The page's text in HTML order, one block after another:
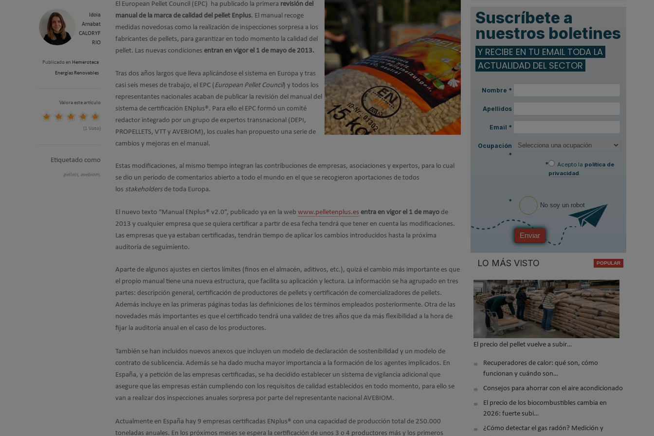
Idoia
Arnabat
CALORYF
RIO
Publicado en Hemeroteca
Energías Renovables
Valora este artículo
(1 Voto)
Etiquetado como
pellets, avebiom,
El European Pellet Council (EPC) ha publicado la primera revisión del
manual de la marca de calidad del pellet Enplus. El manual recoge
medidas novedosas como la realización de inspecciones sorpresa a los
fabricantes de pellets, para garantizar en todo momento la calidad del
pellet. Las nuevas condiciones entran en vigor el 1 de mayo de 2013.
Tras dos años largos que lleva aplicándose el sistema en Europa y tras
casi seis meses de trabajo, el EPC (European Pellet Council) y todos los
representantes nacionales acaban de publicar la revisión del manual del
sistema de certificación ENplus®. Para ello el EPC formó un comité
redactor integrado por un grupo de expertos transnacional (DEPI,
PROPELLETS, VTT y AVEBIOM), los cuales han propuesto una serie de
cambios y mejoras en el manual.
Estas modificaciones, al mismo tiempo integran las contribuciones de empresas, asociaciones y expertos, para lo cual
se dio un periodo de comentarios abierto a todo el mundo en el que se recogieron aportaciones de todos
los stakeholdersde toda Europa.
El nuevo texto “Manual ENplus® v2.0”, publicado ya en la web www.pelletenplus.es entra en vigor el 1 de mayo de
2013 y cualquier empresa que se quiera certificar a partir de esa fecha tendrá que tener en cuenta las modificaciones.
Las empresas que ya estaban certificadas, tendrán tiempo de aplicar los cambios introducidos hasta la próxima
auditoría de seguimiento.
Aparte de algunos ajustes en ciertos límites (finos en el almacén, aditivos, etc.), quizá el cambio más importante es que
el propio manual tiene una nueva estructura, que facilita su aplicación y lectura. La información se ha agrupado en tres
partes: descripción general, certificación de productores de pellets y certificación de comercializadores de pellets.
Además incluye en las primeras páginas todas las definiciones de los términos empleados posteriormente. Otra de las
novedades más importantes es que el certificado tendrá una validez de tres años que da más flexibilidad a la hora de
fijar la auditoría anual en el caso de los productores.
También se han incluidos nuevos anexos que incluyen un modelo de declaración de sostenibilidad y un modelo de
contrato de sublicencia. Además se ha dado mucha mayor importancia a la formación de los agentes implicados. En
España, y a petición de las empresas certificadas, se ha decidido establecer un sistema de vigilancia adicional que
asegure que las empresas están cumpliendo con los requisitos de calidad establecidos en todo momento, para ello se
van a realizar dos inspecciones anuales sorpresa por parte del representante nacional AVEBIOM.
Actualmente en España hay 9 empresas certificadas ENplus® con una capacidad de producción total de 250.000
toneladas anuales. En los próximos meses se espera la certificación de unos 3 o 4 productores más y los primeros
Suscríbete a
nuestros boletines
Y RECIBE EN TU EMAIL TODA LA
ACTUALIDAD DEL SECTOR
Nombre *
Apellidos
Email *
Ocupación
*
*
Acepto la política de
privacidad.
* No soy un robot
Enviar
LO MÁS VISTO
El precio del pellet vuelve a subir…
Recuperadores de calor: qué son, cómo
funcionan y cuándo son…
Consejos para ahorrar con el aire acondicionado
El precio de los biocombustibles cambia en
2026: fuerte subi…
¿Cómo detectar el gas radón? Medición y